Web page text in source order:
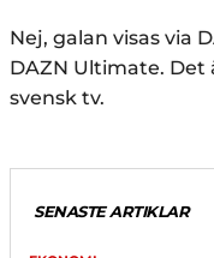
Nej, galan visas via
DAZN Ultimate.
svensk tv.
SENASTE ARTIKLAR